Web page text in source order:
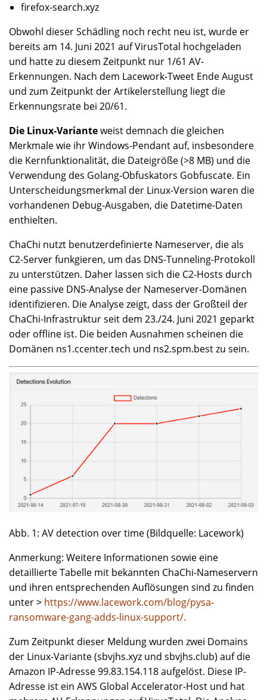
firefox-search.xyz
Obwohl dieser Schädling noch recht neu ist, wurde er
bereits am 14. Juni 2021 auf VirusTotal hochgeladen
und hatte zu diesem Zeitpunkt nur 1/61 AV-
Erkennungen. Nach dem Lacework-Tweet Ende August
und zum Zeitpunkt der Artikelerstellung liegt die
Erkennungsrate bei 20/61.
Die Linux-Varianteweist demnach die gleichen
Merkmale wie ihr Windows-Pendant auf, insbesondere
die Kernfunktionalität, die Dateigröße (>8 MB) und die
Verwendung des Golang-Obfuskators Gobfuscate. Ein
Unterscheidungsmerkmal der Linux-Version waren die
vorhandenen Debug-Ausgaben, die Datetime-Daten
enthielten.
ChaChi nutzt benutzerdefinierte Nameserver, die als
C2-Server funkgieren, um das DNS-Tunneling-Protokoll
zu unterstützen. Daher lassen sich die C2-Hosts durch
eine passive DNS-Analyse der Nameserver-Domänen
identifizieren. Die Analyse zeigt, dass der Großteil der
ChaChi-Infrastruktur seit dem 23./24. Juni 2021 geparkt
oder offline ist. Die beiden Ausnahmen scheinen die
Domänen ns1.ccenter.tech und ns2.spm.best zu sein.
Abb. 1: AV detection over time (Bildquelle: Lacework)
Anmerkung: Weitere Informationen sowie eine
detaillierte Tabelle mit bekannten ChaChi-Nameservern
und ihren entsprechenden Auflösungen sind zu finden
unter > https://www.lacework.com/blog/pysa-
ransomware-gang-adds-linux-support/.
Zum Zeitpunkt dieser Meldung wurden zwei Domains
der Linux-Variante (sbvjhs.xyz und sbvjhs.club) auf die
Amazon IP-Adresse 99.83.154.118 aufgelöst. Diese IP-
Adresse ist ein AWS Global Accelerator-Host und hat